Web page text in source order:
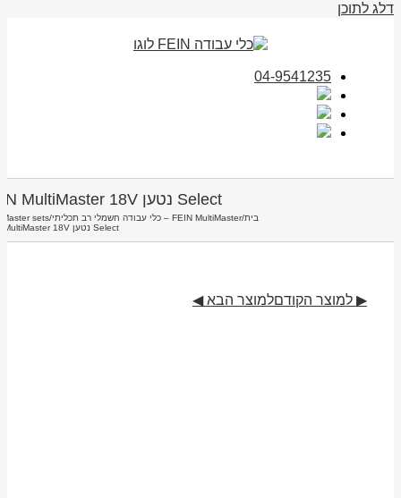
דלג לתוכן
04-9541235
Select נטען FEIN MultiMaster 18V
בית/FEIN MultiMaster – כלי עבודה חשמלי רב תכליתי /
sets
Select נטען FEIN MultiMaster 18V
▶ למוצר הקודםלמוצר הבא ◀